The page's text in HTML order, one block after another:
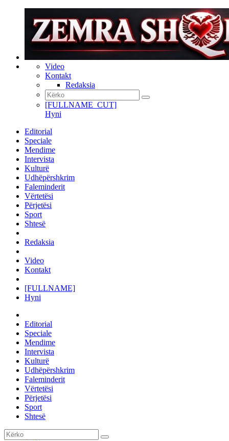
Video
Kontakt
Redaksia
[FULLNAME_CUT]
Hyni
Editorial
Speciale
Mendime
Intervista
Kulturë
Udhëpërshkrim
Faleminderit
Vërtetësi
Përjetësi
Sport
Shtesë
Redaksia
Video
Kontakt
[FULLNAME]
Hyni
Editorial
Speciale
Mendime
Intervista
Kulturë
Udhëpërshkrim
Faleminderit
Vërtetësi
Përjetësi
Sport
Shtesë